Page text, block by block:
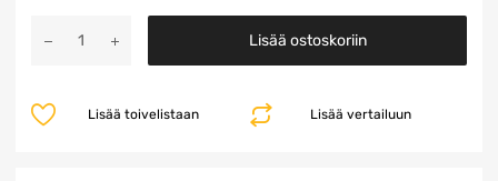
Lisää ostoskoriin
Lisää vertailuun
Lisää toivelistaan